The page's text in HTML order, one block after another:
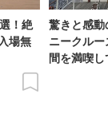
！絶
場無
驚きと感
ニークル
間を満喫し